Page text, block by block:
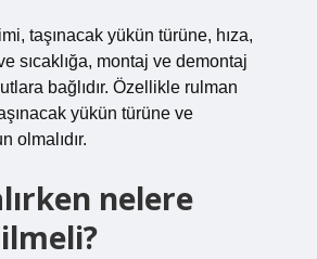
taşınacak yükün türüne, hıza,
sıcaklığa, montaj ve demontaj
bağlıdır. Özellikle rulman
yükün türüne ve
olmalıdır.
nelere